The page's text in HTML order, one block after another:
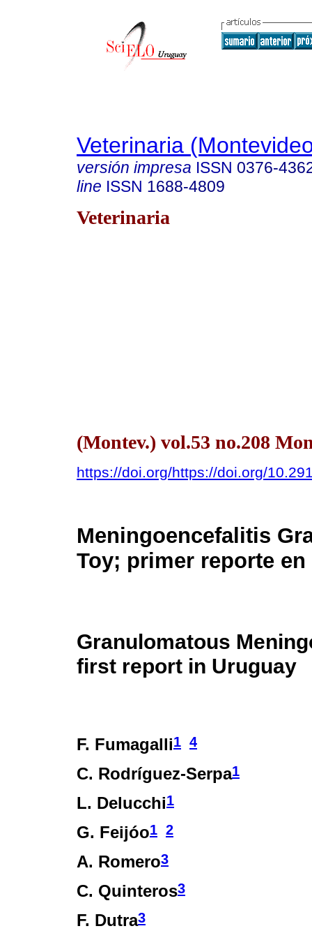
Veterinaria
versión impresa ISSN 0376-
line ISSN 1688-4809
Veterinaria
(Montev.) vol.53 no.208
https://doi.org/https://doi.org/
Meningoencefalitis
Toy; primer reporte
Granulomatous
first report in Uruguay
F. Fumagalli1 4
C. Rodríguez-Serpa1
L. Delucchi1
G. Feijóo1 2
A. Romero3
C. Quinteros3
F. Dutra3